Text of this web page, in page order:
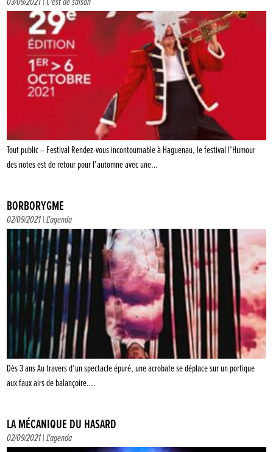
Tout public – Festival Rendez-vous incontournable à Haguenau, le festival l’Humour
des notes est de retour pour l’automne avec une…
BORBORYGME
02/09/2021 |L'agenda
Dès 3 ans Au travers d’un spectacle épuré, une acrobate se déplace sur un portique
aux faux airs de balançoire….
LA MÉCANIQUE DU HASARD
02/09/2021 |L'agenda